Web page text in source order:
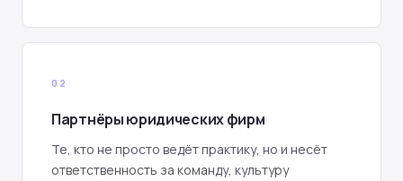
02
Партнёры юридических фирм
Те, кто не просто ведёт практику, но и несёт
ответственность за команду, культуру